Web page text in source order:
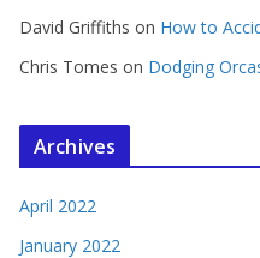
David Griffiths on How to
Chris Tomes on Dodging
Archives
April 2022
January 2022